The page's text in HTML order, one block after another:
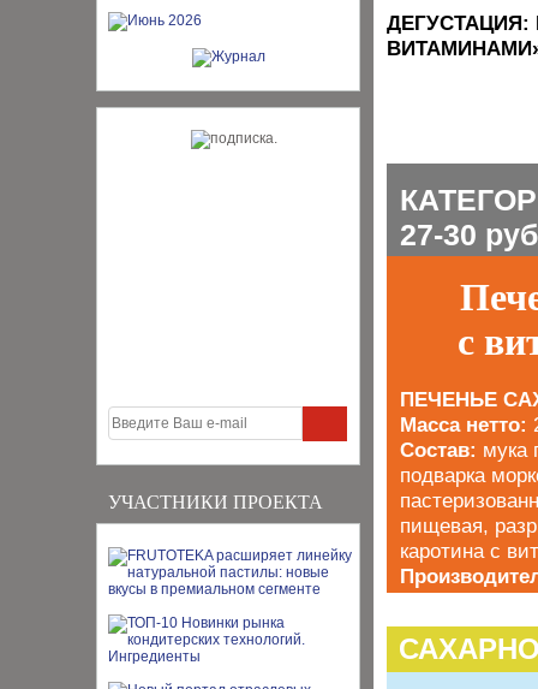
УЧАСТНИКИ ПРОЕКТА
ДЕГУСТАЦИЯ:
27-30
с
ПЕЧЕНЬЕ
Масса нетто:
Состав: мука
подварка
пищевая,
каротина с